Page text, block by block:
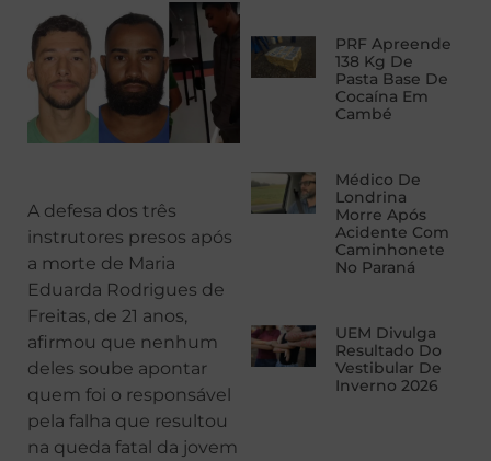
A defesa dos três
instrutores presos após
a morte de Maria
Eduarda Rodrigues de
Freitas, de 21 anos,
afirmou que nenhum
deles soube apontar
quem foi o responsável
pela falha que resultou
na queda fatal da jovem
PRF Apreende
138 Kg De
Pasta Base De
Cocaína Em
Cambé
Médico De
Londrina
Morre Após
Acidente Com
Caminhonete
No Paraná
UEM Divulga
Resultado Do
Vestibular De
Inverno 2026